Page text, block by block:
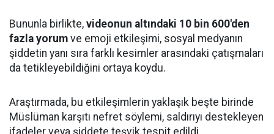
Bununla birlikte, videonun altındaki 10 bin 600'den
fazla yorum ve emoji etkileşimi, sosyal medyanın
şiddetin yanı sıra farklı kesimler arasındaki çatışmaları
da tetikleyebildiğini ortaya koydu.
Araştırmada, bu etkileşimlerin yaklaşık beşte birinde
Müslüman karşıtı nefret söylemi, saldırıyı destekleyen
ifadeler veya şiddete teşvik tespit edildi.